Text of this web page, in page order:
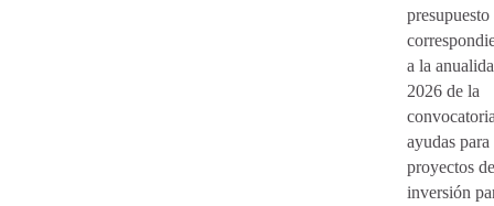
presupuesto
a la
2026 de la
ayudas para
proyectos de
inversión